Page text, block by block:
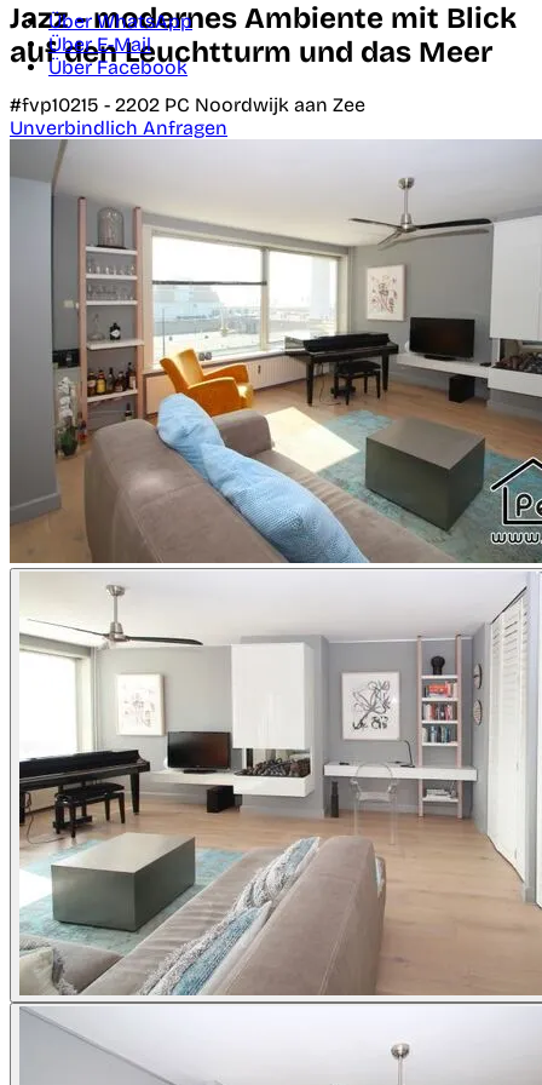
Über WhatsApp
Über E-Mail
Über Facebook
Jazz - modernes Ambiente mit Blick
auf den Leuchtturm und das Meer
#fvp10215 - 2202 PC Noordwijk aan Zee
Unverbindlich Anfragen